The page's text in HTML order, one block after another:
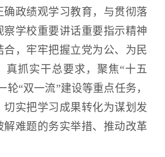
确政绩观学习教育，与贯彻落
察学校重要讲话重要指示精神
，牢牢把握立党为公、为民
真抓实干总要求，聚焦“十五
轮“双一流”建设等重点任务，
实把学习成果转化为谋划发
解难题的务实举措、推动改革